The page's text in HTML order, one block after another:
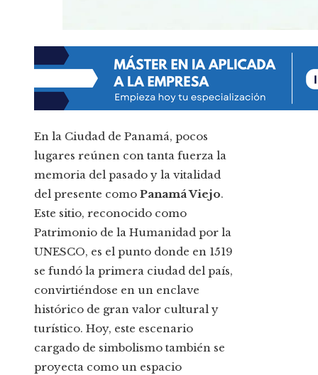
En la Ciudad de Panamá, pocos
lugares reúnen con tanta fuerza la
memoria del pasado y la vitalidad
del presente como Panamá Viejo.
Este sitio, reconocido como
Patrimonio de la Humanidad por la
UNESCO, es el punto donde en 1519
se fundó la primera ciudad del país,
convirtiéndose en un enclave
histórico de gran valor cultural y
turístico. Hoy, este escenario
cargado de simbolismo también se
proyecta como un espacio